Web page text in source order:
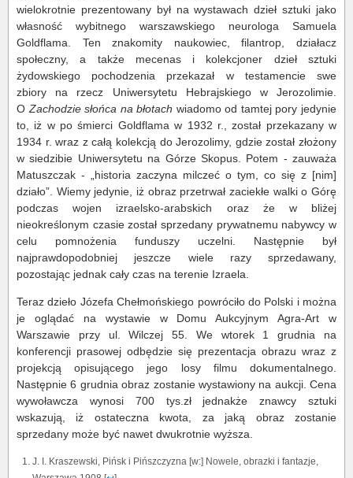
wielokrotnie prezentowany był na wystawach dzieł sztuki jako
własność wybitnego warszawskiego neurologa Samuela
Goldflama. Ten znakomity naukowiec, filantrop, działacz
społeczny, a także mecenas i kolekcjoner dzieł sztuki
żydowskiego pochodzenia przekazał w testamencie swe
zbiory na rzecz Uniwersytetu Hebrajskiego w Jerozolimie.
O Zachodzie słońca na błotach wiadomo od tamtej pory jedynie
to, iż w po śmierci Goldflama w 1932 r., został przekazany w
1934 r. wraz z całą kolekcją do Jerozolimy, gdzie został złożony
w siedzibie Uniwersytetu na Górze Skopus. Potem - zauważa
Matuszczak - „historia zaczyna milczeć o tym, co się z [nim]
działo”. Wiemy jedynie, iż obraz przetrwał zaciekłe walki o Górę
podczas wojen izraelsko-arabskich oraz że w bliżej
nieokreślonym czasie został sprzedany prywatnemu nabywcy w
celu pomnożenia funduszy uczelni. Następnie był
najprawdopodobniej jeszcze wiele razy sprzedawany,
pozostając jednak cały czas na terenie Izraela.
Teraz dzieło Józefa Chełmońskiego powróciło do Polski i można
je oglądać na wystawie w Domu Aukcyjnym Agra-Art w
Warszawie przy ul. Wilczej 55. We wtorek 1 grudnia na
konferencji prasowej odbędzie się prezentacja obrazu wraz z
projekcją opisującego jego losy filmu dokumentalnego.
Następnie 6 grudnia obraz zostanie wystawiony na aukcji. Cena
wywoławcza wynosi 700 tys.zł jednakże znawcy sztuki
wskazują, iż ostateczna kwota, za jaką obraz zostanie
sprzedany może być nawet dwukrotnie wyższa.
J. I. Kraszewski, Pińsk i Pińszczyzna [w:] Nowele, obrazki i fantazje,